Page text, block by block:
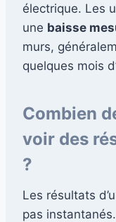
électrique. Les
une baisse
murs,
quelques mois
Combien
voir des
?
Les résultats
pas